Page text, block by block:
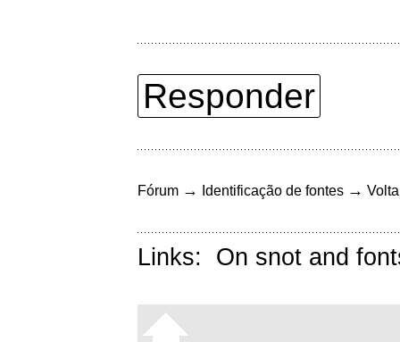
Responder
Fórum → Identificação de fontes →
Links: On snot and